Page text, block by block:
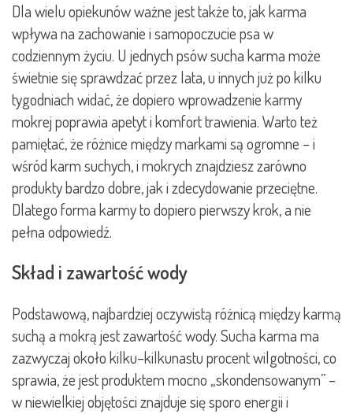
Dla wielu opiekunów ważne jest także to, jak karma
wpływa na zachowanie i samopoczucie psa w
codziennym życiu. U jednych psów sucha karma może
świetnie się sprawdzać przez lata, u innych już po kilku
tygodniach widać, że dopiero wprowadzenie karmy
mokrej poprawia apetyt i komfort trawienia. Warto też
pamiętać, że różnice między markami są ogromne – i
wśród karm suchych, i mokrych znajdziesz zarówno
produkty bardzo dobre, jak i zdecydowanie przeciętne.
Dlatego forma karmy to dopiero pierwszy krok, a nie
pełna odpowiedź.
Skład i zawartość wody
Podstawową, najbardziej oczywistą różnicą między karmą
suchą a mokrą jest zawartość wody. Sucha karma ma
zazwyczaj około kilku–kilkunastu procent wilgotności, co
sprawia, że jest produktem mocno „skondensowanym” –
w niewielkiej objętości znajduje się sporo energii i